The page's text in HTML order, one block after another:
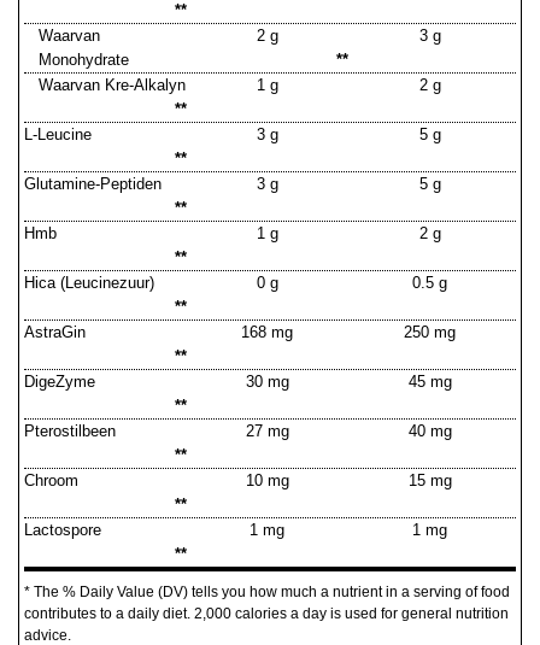
**
Waarvan
Monohydrate
2 g
3 g
**
Waarvan Kre-Alkalyn
1 g
2 g
**
L-Leucine
3 g
5 g
**
Glutamine-Peptiden
3 g
5 g
**
Hmb
1 g
2 g
**
Hica (Leucinezuur)
0 g
0.5 g
**
AstraGin
168 mg
250 mg
**
DigeZyme
30 mg
45 mg
**
Pterostilbeen
27 mg
40 mg
**
Chroom
10 mg
15 mg
**
Lactospore
1 mg
1 mg
**
* The % Daily Value (DV) tells you how much a nutrient in a serving of food
contributes to a daily diet. 2,000 calories a day is used for general nutrition
advice.